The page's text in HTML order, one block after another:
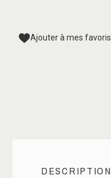
Ajouter à mes favoris
DESCRIPTION